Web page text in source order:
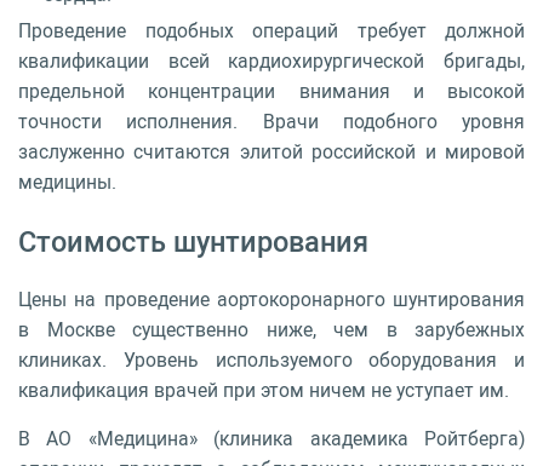
Проведение подобных операций требует должной
квалификации всей кардиохирургической бригады,
предельной концентрации внимания и высокой
точности исполнения. Врачи подобного уровня
заслуженно считаются элитой российской и мировой
медицины.
Стоимость шунтирования
Цены на проведение аортокоронарного шунтирования
в Москве существенно ниже, чем в зарубежных
клиниках. Уровень используемого оборудования и
квалификация врачей при этом ничем не уступает им.
В АО «Медицина» (клиника академика Ройтберга)